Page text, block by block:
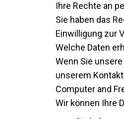
Ihre Rechte an
Sie haben das
Einwilligung zur
Welche Daten
Wenn Sie
unserem
Computer and
Wir können Ihre